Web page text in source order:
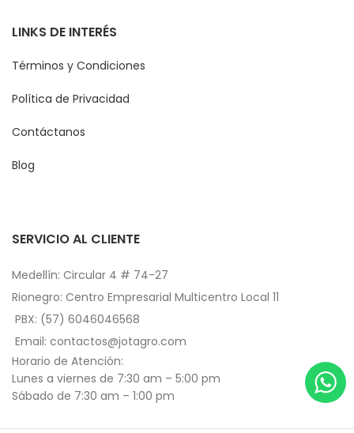
LINKS DE INTERÉS
Términos y Condiciones
Política de Privacidad
Contáctanos
Blog
SERVICIO AL CLIENTE
Medellín: Circular 4 # 74-27
Rionegro: Centro Empresarial Multicentro Local 11
PBX: (57) 6046046568
Email: contactos@jotagro.com
Horario de Atención:
Lunes a viernes de 7:30 am – 5:00 pm
Sábado de 7:30 am – 1:00 pm